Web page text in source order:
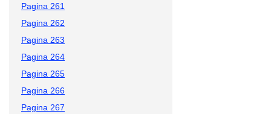
Pagina 261
Pagina 262
Pagina 263
Pagina 264
Pagina 265
Pagina 266
Pagina 267